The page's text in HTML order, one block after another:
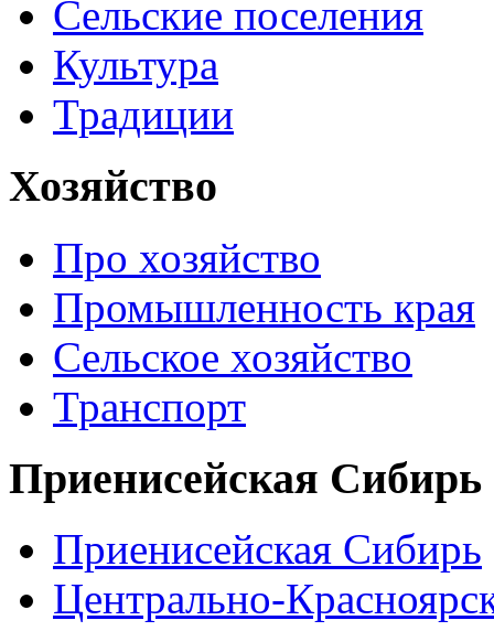
Сельские поселения
Культура
Традиции
Хозяйство
Про хозяйство
Промышленность края
Сельское хозяйство
Транспорт
Приенисейская Сибирь
Приенисейская Сибирь
Центрально-